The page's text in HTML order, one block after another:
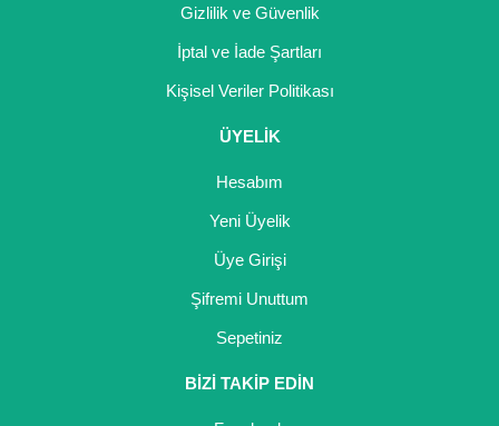
Gizlilik ve Güvenlik
İptal ve İade Şartları
Kişisel Veriler Politikası
ÜYELİK
Hesabım
Yeni Üyelik
Üye Girişi
Şifremi Unuttum
Sepetiniz
BİZİ TAKİP EDİN